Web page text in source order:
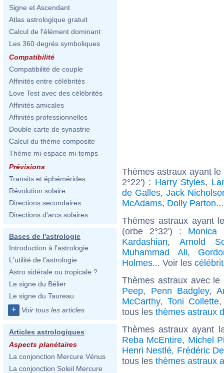
Signe et Ascendant
Atlas astrologique gratuit
Calcul de l'élément dominant
Les 360 degrés symboliques
Compatibilité
Compatibilité de couple
Affinités entre célébrités
Love Test avec des célébrités
Affinités amicales
Affinités professionnelles
Double carte de synastrie
Calcul du thème composite
Thème mi-espace mi-temps
Prévisions
Transits et éphémérides
Révolution solaire
Directions secondaires
Directions d'arcs solaires
Bases de l'astrologie
Introduction à l'astrologie
L'utilité de l'astrologie
Astro sidérale ou tropicale ?
Le signe du Bélier
Le signe du Taureau
+ Voir tous les articles
Articles astrologiques
Aspects planétaires
La conjonction Mercure Vénus
La conjonction Soleil Mercure
Thèmes astraux ayant
2°22') : Harry Styles,
de Galles, Jack
McAdams, Dolly Parton
Thèmes astraux ayant
(orbe 2°32') : Monica
Kardashian, Arnold
Muhammad Ali,
Holmes... Voir les
Thèmes astraux avec
Peep, Penn Badgley,
McCarthy, Toni Collette
tous les thèmes astraux
Thèmes astraux ayant
Reba McEntire, Michel
Henri Nestlé, Frédéric
tous les thèmes astraux